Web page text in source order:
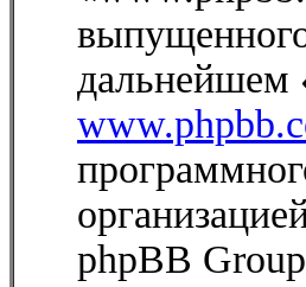
дальнейшем
phpBB Group